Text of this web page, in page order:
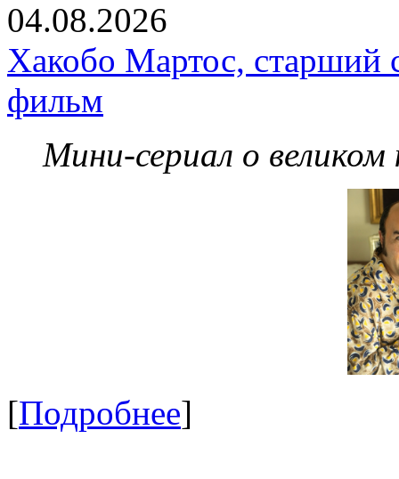
04.08.2026
Хакобо Мартос, старший
фильм
Мини-сериал о великом
[Подробнее]